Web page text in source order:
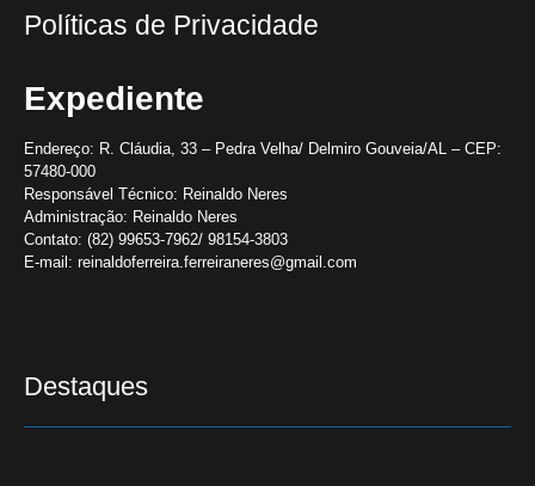
Políticas de Privacidade
Expediente
Endereço: R. Cláudia, 33 – Pedra Velha/ Delmiro Gouveia/AL – CEP:
57480-000
Responsável Técnico: Reinaldo Neres
Administração: Reinaldo Neres
Contato: (82) 99653-7962/ 98154-3803
E-mail: reinaldoferreira.ferreiraneres@gmail.com
Destaques